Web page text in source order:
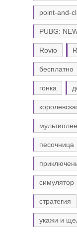
point-and-
PUBG:
Rovio
бесплатно
гонка
песочница
симулятор
стратегия
укажи и